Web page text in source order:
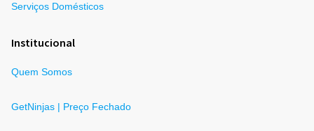
Serviços Domésticos
Institucional
Quem Somos
GetNinjas | Preço Fechado